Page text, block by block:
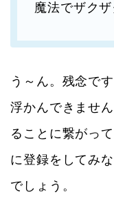
魔法でザク
う～ん。残念で
浮かんできませ
ることに繋がっ
に登録をしてみ
でしょう。